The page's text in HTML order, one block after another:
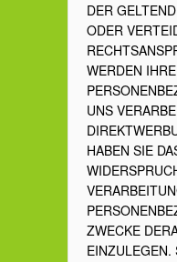
DER
ODER
WERDEN IHRE
UNS
HABEN SIE
ZWECKE
EINZULEGEN.